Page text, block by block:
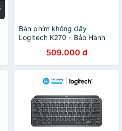
Bàn phím không dây
Logitech K270 - Bảo Hành
509.000 đ